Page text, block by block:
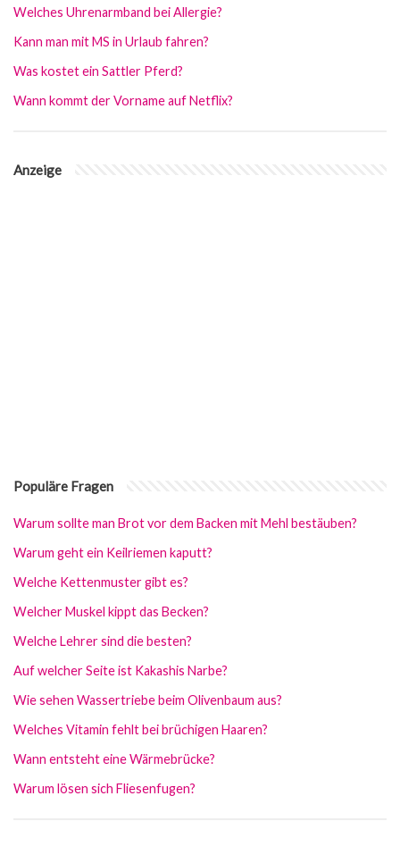
Welches Uhrenarmband bei Allergie?
Kann man mit MS in Urlaub fahren?
Was kostet ein Sattler Pferd?
Wann kommt der Vorname auf Netflix?
Anzeige
Populäre Fragen
Warum sollte man Brot vor dem Backen mit Mehl bestäuben?
Warum geht ein Keilriemen kaputt?
Welche Kettenmuster gibt es?
Welcher Muskel kippt das Becken?
Welche Lehrer sind die besten?
Auf welcher Seite ist Kakashis Narbe?
Wie sehen Wassertriebe beim Olivenbaum aus?
Welches Vitamin fehlt bei brüchigen Haaren?
Wann entsteht eine Wärmebrücke?
Warum lösen sich Fliesenfugen?